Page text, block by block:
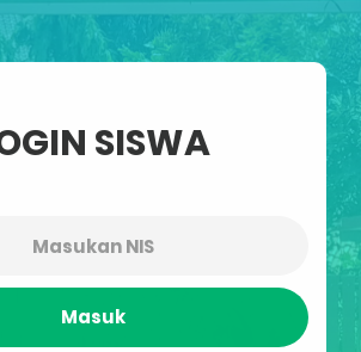
SISWA
Masuk